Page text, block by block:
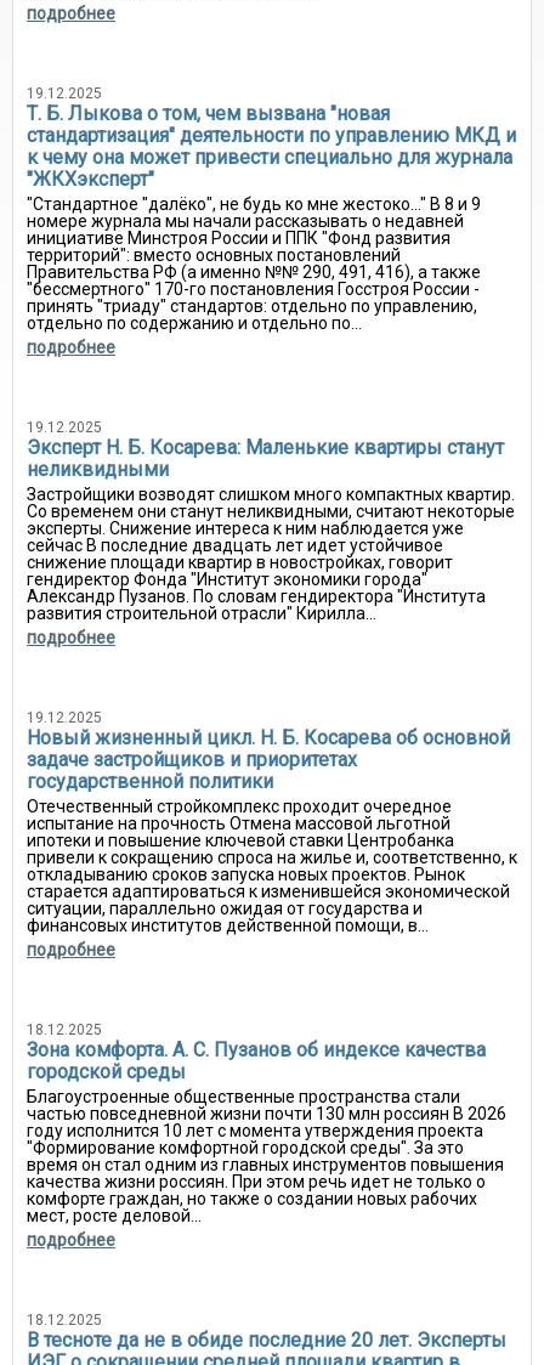
подробнее
19.12.2025
Т. Б. Лыкова о том, чем вызвана "новая
стандартизация" деятельности по управлению МКД и
к чему она может привести специально для журнала
"ЖКХэксперт"
"Стандартное "далёко", не будь ко мне жестоко..." В 8 и 9
номере журнала мы начали рассказывать о недавней
инициативе Минстроя России и ППК "Фонд развития
территорий": вместо основных постановлений
Правительства РФ (а именно №№ 290, 491, 416), а также
"бессмертного" 170-го постановления Госстроя России -
принять "триаду" стандартов: отдельно по управлению,
отдельно по содержанию и отдельно по...
подробнее
19.12.2025
Эксперт Н. Б. Косарева: Маленькие квартиры станут
неликвидными
Застройщики возводят слишком много компактных квартир.
Со временем они станут неликвидными, считают некоторые
эксперты. Снижение интереса к ним наблюдается уже
сейчас В последние двадцать лет идет устойчивое
снижение площади квартир в новостройках, говорит
гендиректор Фонда "Институт экономики города"
Александр Пузанов. По словам гендиректора "Института
развития строительной отрасли" Кирилла...
подробнее
19.12.2025
Новый жизненный цикл. Н. Б. Косарева об основной
задаче застройщиков и приоритетах
государственной политики
Отечественный стройкомплекс проходит очередное
испытание на прочность Отмена массовой льготной
ипотеки и повышение ключевой ставки Центробанка
привели к сокращению спроса на жилье и, соответственно, к
откладыванию сроков запуска новых проектов. Рынок
старается адаптироваться к изменившейся экономической
ситуации, параллельно ожидая от государства и
финансовых институтов действенной помощи, в...
подробнее
18.12.2025
Зона комфорта. А. С. Пузанов об индексе качества
городской среды
Благоустроенные общественные пространства стали
частью повседневной жизни почти 130 млн россиян В 2026
году исполнится 10 лет с момента утверждения проекта
"Формирование комфортной городской среды". За это
время он стал одним из главных инструментов повышения
качества жизни россиян. При этом речь идет не только о
комфорте граждан, но также о создании новых рабочих
мест, росте деловой...
подробнее
18.12.2025
В тесноте да не в обиде последние 20 лет. Эксперты